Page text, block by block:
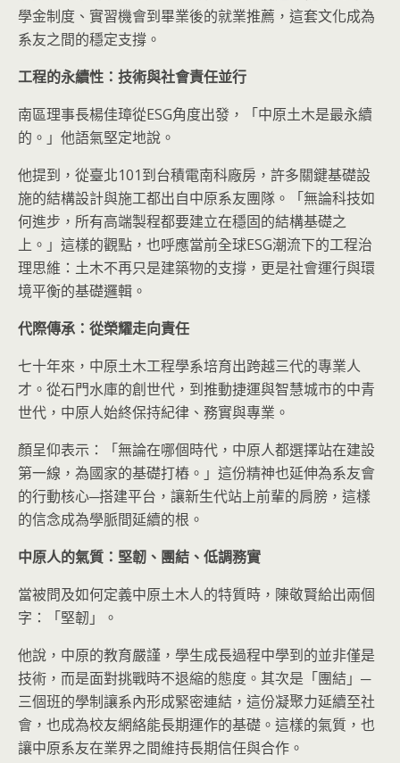
學金制度、實習機會到畢業後的就業推薦，這套文化成為
系友之間的穩定支撐。
工程的永續性：技術與社會責任並行
南區理事長楊佳璋從ESG角度出發，「中原土木是最永續
的。」他語氣堅定地說。
他提到，從臺北101到台積電南科廠房，許多關鍵基礎設
施的結構設計與施工都出自中原系友團隊。「無論科技如
何進步，所有高端製程都要建立在穩固的結構基礎之
上。」這樣的觀點，也呼應當前全球ESG潮流下的工程治
理思維：土木不再只是建築物的支撐，更是社會運行與環
境平衡的基礎邏輯。
代際傳承：從榮耀走向責任
七十年來，中原土木工程學系培育出跨越三代的專業人
才。從石門水庫的創世代，到推動捷運與智慧城市的中青
世代，中原人始終保持紀律、務實與專業。
顏呈仰表示：「無論在哪個時代，中原人都選擇站在建設
第一線，為國家的基礎打樁。」這份精神也延伸為系友會
的行動核心─搭建平台，讓新生代站上前輩的肩膀，這樣
的信念成為學脈間延續的根。
中原人的氣質：堅韌、團結、低調務實
當被問及如何定義中原土木人的特質時，陳敬賢給出兩個
字：「堅韌」。
他說，中原的教育嚴謹，學生成長過程中學到的並非僅是
技術，而是面對挑戰時不退縮的態度。其次是「團結」─
三個班的學制讓系內形成緊密連結，這份凝聚力延續至社
會，也成為校友網絡能長期運作的基礎。這樣的氣質，也
讓中原系友在業界之間維持長期信任與合作。